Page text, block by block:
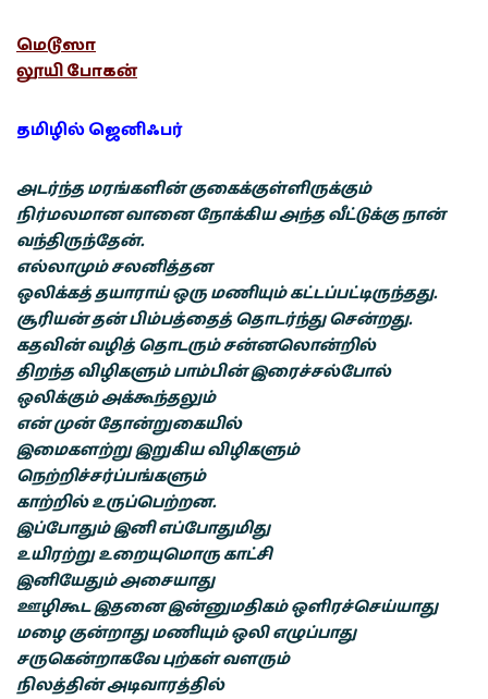
மெடூஸா
லூயி போகன்
தமிழில் ஜெனிஃபர்
அடர்ந்த மரங்களின் குகைக்குள்ளிருக்கும்
நிர்மலமான வானை நோக்கிய அந்த வீட்டுக்கு நான்
வந்திருந்தேன்.
எல்லாமும் சலனித்தன
ஒலிக்கத் தயாராய் ஒரு மணியும் கட்டப்பட்டிருந்தது.
சூரியன் தன் பிம்பத்தைத் தொடர்ந்து சென்றது.
கதவின் வழித் தொடரும் சன்னலொன்றில்
திறந்த விழிகளும் பாம்பின் இரைச்சல்போல்
ஒலிக்கும் அக்கூந்தலும்
என் முன் தோன்றுகையில்
இமைகளற்று இறுகிய விழிகளும்
நெற்றிச்சர்ப்பங்களும்
காற்றில் உருப்பெற்றன.
இப்போதும் இனி எப்போதுமிது
உயிரற்று உறையுமொரு காட்சி
இனியேதும் அசையாது
ஊழிகூட இதனை இன்னுமதிகம் ஒளிரச்செய்யாது
மழை குன்றாது மணியும் ஒலி எழுப்பாது
சருகென்றாகவே புற்கள் வளரும்
நிலத்தின் அடிவாரத்தில்